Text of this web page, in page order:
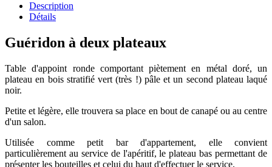
Description
Détails
Guéridon à deux plateaux
Table d'appoint ronde comportant piètement en métal doré, un
plateau en bois stratifié vert (très !) pâle et un second plateau laqué
noir.
Petite et légère, elle trouvera sa place en bout de canapé ou au centre
d'un salon.
Utilisée comme petit bar d'appartement, elle convient
particulièrement au service de l'apéritif, le plateau bas permettant de
présenter les bouteilles et celui du haut d'effectuer le service.